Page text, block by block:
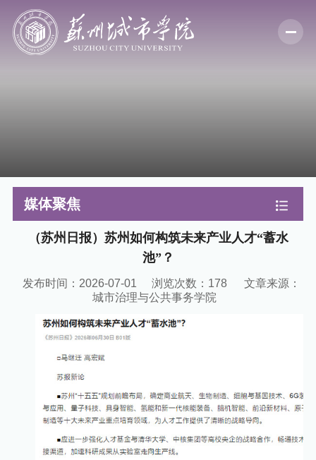
媒体聚焦
（苏州日报）苏州如何构筑未来产业人才“蓄水
池”？
发布时间：2026-07-01 浏览次数： 178
文章来源：
城市治理与公共事务学院